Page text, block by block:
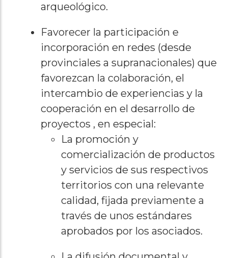
arqueológico.
Favorecer la participación e
incorporación en redes (desde
provinciales a supranacionales) que
favorezcan la colaboración, el
intercambio de experiencias y la
cooperación en el desarrollo de
proyectos , en especial:
La promoción y
comercialización de productos
y servicios de sus respectivos
territorios con una relevante
calidad, fijada previamente a
través de unos estándares
aprobados por los asociados.